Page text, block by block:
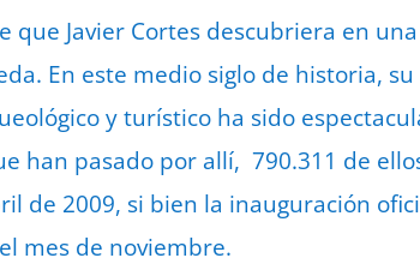
Javier Cortes descubriera en
En este medio siglo de historia, su
y turístico ha sido
han pasado por allí, 790.311 de
de 2009, si bien la inauguración
mes de noviembre.